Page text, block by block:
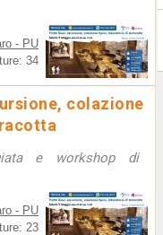
- PU
34
colazione
e workshop di
- PU
23